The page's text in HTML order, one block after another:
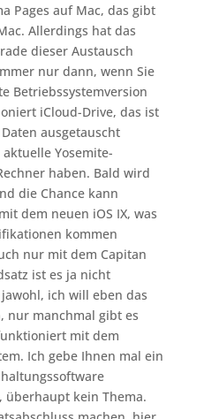
Pages auf Mac, das gibt
Allerdings hat das
dieser Austausch
nur dann, wenn Sie
Betriebssystemversion
iCloud-Drive, das ist
ausgetauscht
Yosemite-
haben. Bald wird
die Chance kann
dem neuen iOS IX, was
kommen
nur mit dem Capitan
ist es ja nicht
ich will eben das
nur manchmal gibt es
mit dem
Ich gebe Ihnen mal ein
kein Thema.